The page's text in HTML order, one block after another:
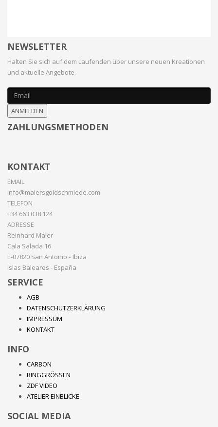
NEWSLETTER
Halten Sie sich auf dem Laufenden über unsere neuen Kreationen
und aktuelle Angebote.
ANMELDEN
ZAHLUNGSMETHODEN
KONTAKT
EMAIL
info@maiersgoldschmiede.com
TELEFON
+34 663 038 124
ADRESSE
Reinhard Maier
Cala Salada 16
E-07820 San Antonio - Ibiza
Islas Baleares - España
SERVICE
AGB
DATENSCHUTZERKLÄRUNG
IMPRESSUM
KONTAKT
INFO
CARBON
RINGGRÖSSEN
ZDF VIDEO
ATELIER EINBLICKE
SOCIAL MEDIA